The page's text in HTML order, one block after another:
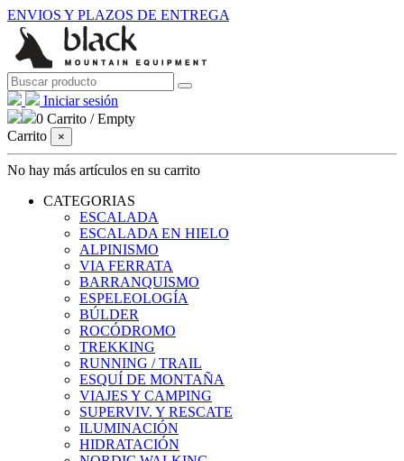
ENVIOS Y PLAZOS DE ENTREGA
Iniciar sesión
0 Carrito /Empty
Carrito
×
No hay más artículos en su carrito
CATEGORIAS
ESCALADA
ESCALADA EN HIELO
ALPINISMO
VIA FERRATA
BARRANQUISMO
ESPELEOLOGÍA
BÚLDER
ROCÓDROMO
TREKKING
RUNNING / TRAIL
ESQUÍ DE MONTAÑA
VIAJES Y CAMPING
SUPERVIV. Y RESCATE
ILUMINACIÓN
HIDRATACIÓN